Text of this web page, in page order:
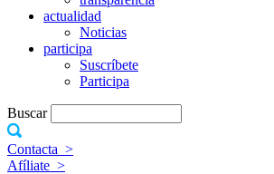
actualidad
Noticias
participa
Suscríbete
Participa
Buscar
Contacta >
Afíliate >